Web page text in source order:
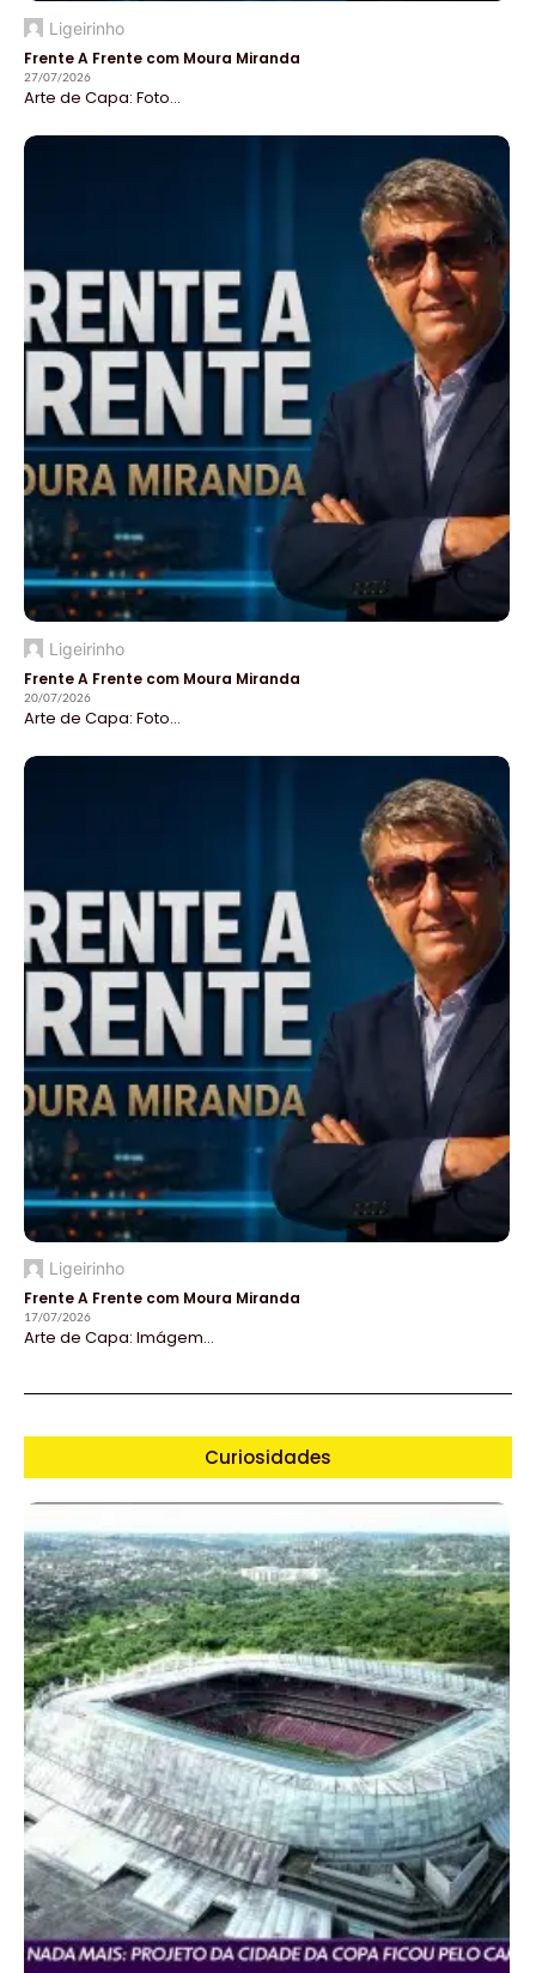
Ligeirinho
Frente A Frente com Moura Miranda
27/07/2026
Arte de Capa: Foto...
Ligeirinho
Frente A Frente com Moura Miranda
20/07/2026
Arte de Capa: Foto...
Ligeirinho
Frente A Frente com Moura Miranda
17/07/2026
Arte de Capa: Imágem...
Curiosidades